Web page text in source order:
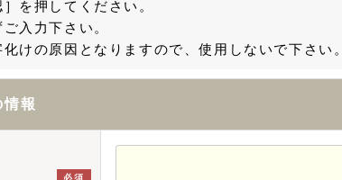
を押してください。
入力下さい。
けの原因となりますので、使用しないで下さい。
情報
必須